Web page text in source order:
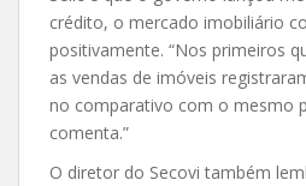
crédito, o mercado imobiliário
positivamente. “Nos primeiros
as vendas de imóveis
no comparativo com o mesmo
comenta.”
O diretor do Secovi também